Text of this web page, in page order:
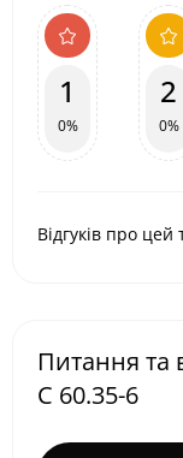
1
0%
2
0%
Відгуків про
Питання та
С 60.35-6